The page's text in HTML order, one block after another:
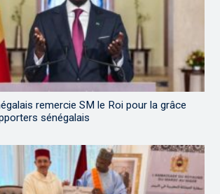
remercie SM le Roi pour la grâce
sénégalais